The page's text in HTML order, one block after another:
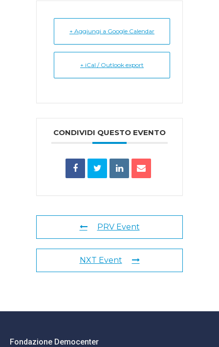
+ Aggiungi a Google Calendar
+ iCal / Outlook export
CONDIVIDI QUESTO EVENTO
PRV Event
NXT Event
Fondazione Democenter